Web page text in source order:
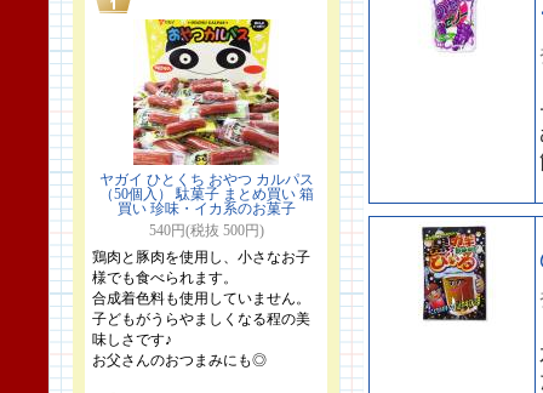
ヤガイ ひとくち おやつ カルパス
（50個入） 駄菓子 まとめ買い 箱
買い 珍味・イカ系のお菓子
540円(税抜 500円)
鶏肉と豚肉を使用し、小さなお子
様でも食べられます。
合成着色料も使用していません。
子どもがうらやましくなる程の美
味しさです♪
お父さんのおつまみにも◎